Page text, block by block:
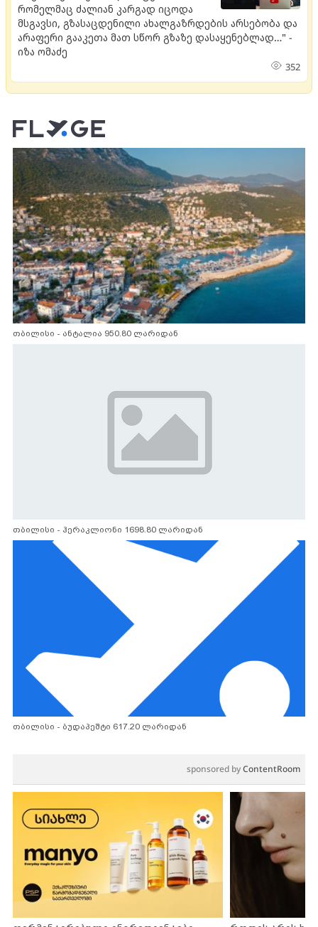
რომელმაც ძალიან კარგად იცოდა
მსგავსი, გზასაცდენილი ახალგაზრდების არსებობა და
არაფერი გააკეთა მათ სწორ გზაზე დასაყენებლად…" -
იზა ომაძე
352
თბილისი - ანტალია 950.80 ლარიდან
თბილისი - ჰერაკლიონი 1698.80 ლარიდან
თბილისი - ბუდაპეშტი 617.20 ლარიდან
sponsored byContentRoom